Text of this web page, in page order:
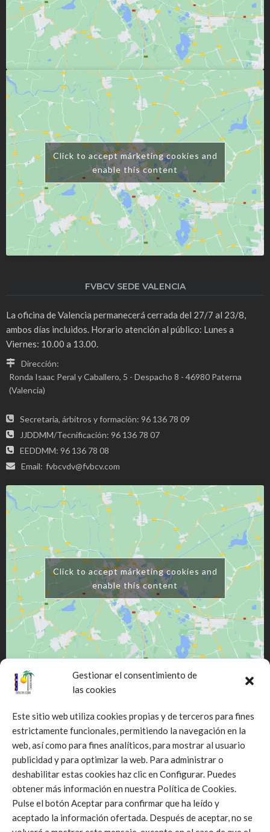
Gestionar el consentimiento de
las cookies
Este sitio web utiliza cookies propias y de terceros para fines
estrictamente funcionales, permitiendo la navegación en la
web, así como para fines analíticos, para mostrar al usuario
publicidad y para optimizar la web. Para administrar o
deshabilitar estas cookies haz clic en Configurar. Puedes
obtener más información en nuestra Política de Cookies.
Pulse el botón Aceptar para confirmar que ha leído y
aceptado la información ofertada. Después de aceptar, no se
Click to accept márketing cookies and
enable this content
FVBCV SEDE VALENCIA
La oficina de Valencia permanecerá cerrada del 27/7 al 23/8,
ambos días incluidos. Horario atención al público: Lunes a
Viernes: 10.00 a 13.00.
Dirección:
Ronda Isaac Peral y Caballero, 5 - Despacho 8 - 46980 Paterna
(Valencia)
Secretaria, árbitros y formación: 96 136 78 09
JJDDMM/Tecnificación: 96 136 78 07
EEDDMM: 96 136 78 08
Email: fvbcvdv@fvbcv.com
Click to accept márketing cookies and
enable this content
Click to accept márketing cookies and
enable this content